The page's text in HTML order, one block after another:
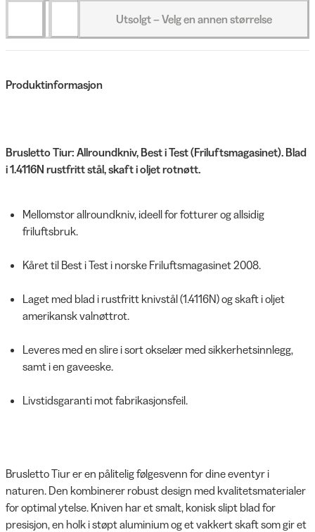
Utsolgt – Velg en annen størrelse
Produktinformasjon
Brusletto Tiur: Allroundkniv, Best i Test (Friluftsmagasinet). Blad
i 1.4116N rustfritt stål, skaft i oljet rotnøtt.
Mellomstor allroundkniv, ideell for fotturer og allsidig
friluftsbruk.
Kåret til Best i Test i norske Friluftsmagasinet 2008.
Laget med blad i rustfritt knivstål (1.4116N) og skaft i oljet
amerikansk valnøttrot.
Leveres med en slire i sort okselær med sikkerhetsinnlegg,
samt i en gaveeske.
Livstidsgaranti mot fabrikasjonsfeil.
Brusletto Tiur er en pålitelig følgesvenn for dine eventyr i
naturen. Den kombinerer robust design med kvalitetsmaterialer
for optimal ytelse. Kniven har et smalt, konisk slipt blad for
presisjon, en holk i støpt aluminium og et vakkert skaft som gir et